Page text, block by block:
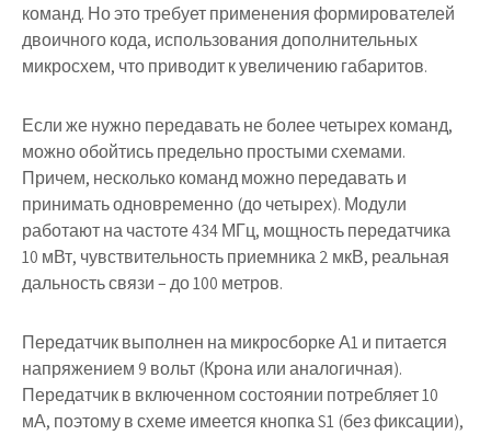
команд. Но это требует применения формирователей
двоичного кода, использования дополнительных
микросхем, что приводит к увеличению габаритов.
Если же нужно передавать не более четырех команд,
можно обойтись предельно простыми схемами.
Причем, несколько команд можно передавать и
принимать одновременно (до четырех). Модули
работают на частоте 434 МГц, мощность передатчика
10 мВт, чувствительность приемника 2 мкВ, реальная
дальность связи – до 100 метров.
Передатчиквыполнен на микросборке А1 и питается
напряжением 9 вольт (Крона или аналогичная).
Передатчик в включенном состоянии потребляет 10
мА, поэтому в схеме имеется кнопка S1 (без фиксации),